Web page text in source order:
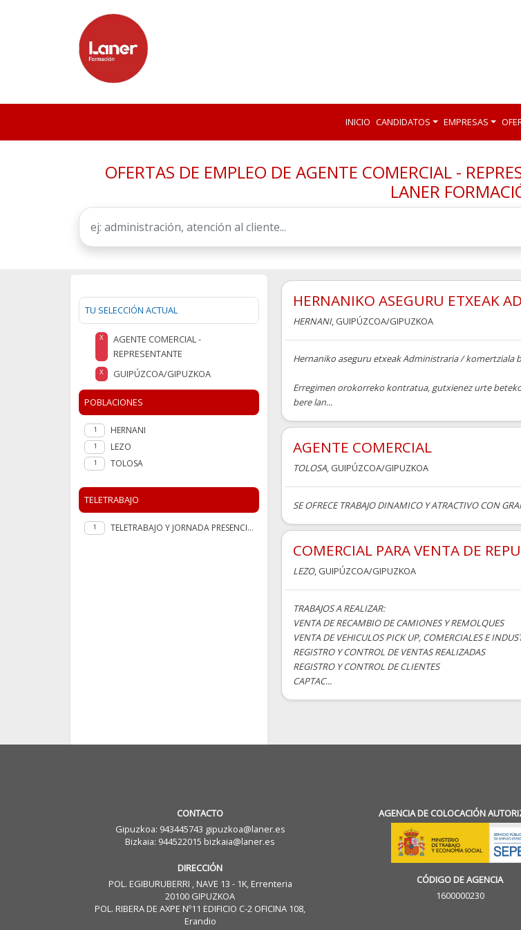
INICIO CANDIDATOS EMPRESAS
OFERTAS DE EMPLEO DE AGENTE COMERCIAL -
LANER
TU SELECCIÓN ACTUAL
X
AGENTE COMERCIAL -
REPRESENTANTE
X GUIPÚZCOA/GIPUZKOA
POBLACIONES
1 HERNANI
1 LEZO
1 TOLOSA
TELETRABAJO
1 TELETRABAJO Y JORNADA PRESENCIAL
HERNANIKO ASEGURU ETXEAK
HERNANI, GUIPÚZCOA/GIPUZKOA
Hernaniko aseguru etxeak Administraria / komertziala
Erregimen orokorreko kontratua, gutxienez urte
bere lan...
AGENTE COMERCIAL
TOLOSA, GUIPÚZCOA/GIPUZKOA
SE OFRECE TRABAJO DINAMICO Y ATRACTIVO CON
COMERCIAL PARA VENTA DE
LEZO, GUIPÚZCOA/GIPUZKOA
TRABAJOS A REALIZAR:
VENTA DE RECAMBIO DE CAMIONES Y REMOLQUES
VENTA DE VEHICULOS PICK UP, COMERCIALES E
REGISTRO Y CONTROL DE VENTAS REALIZADAS
REGISTRO Y CONTROL DE CLIENTES
CAPTAC...
CONTACTO
Gipuzkoa: 943445743 gipuzkoa@laner.es
Bizkaia: 944522015 bizkaia@laner.es
DIRECCIÓN
POL. EGIBURUBERRI , NAVE 13 - 1K, Errenteria
20100 GIPUZKOA
POL. RIBERA DE AXPE Nº11 EDIFICIO C-2 OFICINA 108,
Erandio
AGENCIA DE COLOCACIÓN
CÓDIGO DE AGENCIA
1600000230